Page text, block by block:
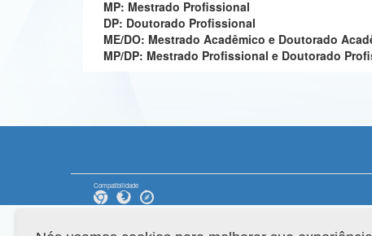
MP: Mestrado Profissional
DP: Doutorado Profissional
ME/DO: Mestrado Acadêmico e Doutorado
MP/DP: Mestrado Profissional e Doutorado
Compatibilidade